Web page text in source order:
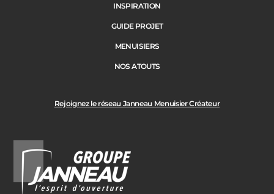
Rejoignez le réseau Janneau Menuisier Créateur
INSPIRATION
GUIDE PROJET
MENUISIERS
NOS ATOUTS